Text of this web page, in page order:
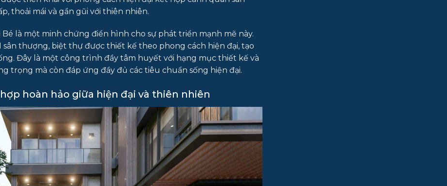
thoải mái và gần gũi với thiên nhiên.
là một minh chứng điển hình cho sự phát triển mạnh mẽ này.
sân thượng, biệt thự được thiết kế theo phong cách hiện đại, tạo
Đây là một công trình đầy tâm huyết với hạng mục thiết kế và
trọng mà còn đáp ứng đầy đủ các tiêu chuẩn sống hiện đại.
hoàn hảo giữa hiện đại và thiên nhiên